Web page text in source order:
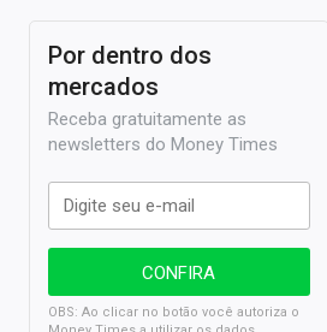
Por dentro dos
mercados
Receba gratuitamente as
newsletters do Money Times
OBS: Ao clicar no botão você autoriza o